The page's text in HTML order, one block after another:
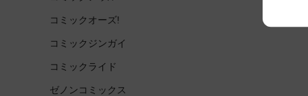
コミックオーズ!
コミックジンガイ
コミックライド
ゼノンコミックス